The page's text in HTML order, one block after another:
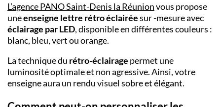
L’agence PANOSaint-Denis la Réunionvous propose
uneenseigne lettre rétro éclairéesur -mesure avec
éclairage par LED, disponible en différentes couleurs :
blanc, bleu, vert ou orange.
La technique du rétro-éclairage permet une
luminosité optimale et non agressive. Ainsi, votre
enseigne aura un rendu visuel sobre et élégant.